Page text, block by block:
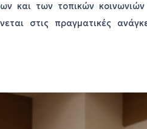
και των τοπικών
στις πραγματικές